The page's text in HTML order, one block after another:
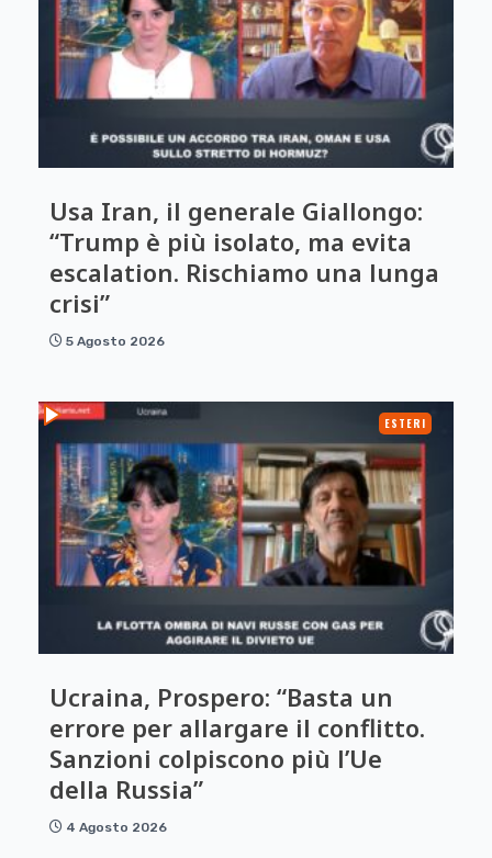
Usa Iran, il generale Giallongo:
“Trump è più isolato, ma evita
escalation. Rischiamo una lunga
crisi”
5 Agosto 2026
ESTERI
Ucraina, Prospero: “Basta un
errore per allargare il conflitto.
Sanzioni colpiscono più l’Ue
della Russia”
4 Agosto 2026